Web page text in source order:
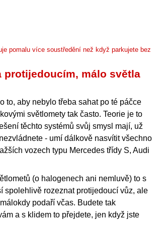
pomalu více soustředění než když parkujete bez
protijedoucím, málo světla
to, aby nebylo třeba sahat po té páčce
světlomety tak často. Teorie je to
těchto systémů svůj smysl mají, už
- umí dálkově nasvítit všechno
vozech typu Mercedes třídy S, Audi
(o halogenech ani nemluvě) to s
spolehlivě rozeznat protijedoucí vůz, ale
podaří včas. Budete tak
a s klidem to přejdete, jen když jste